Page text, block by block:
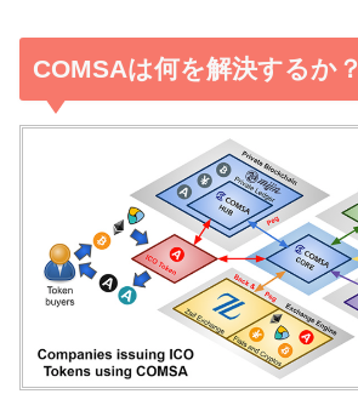
COMSAは何を解決するか？